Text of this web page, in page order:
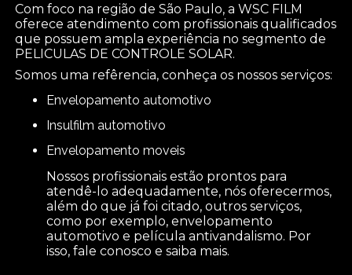
Com foco na região de São Paulo, a WSC FILM
oferece atendimento com profissionais qualificados
que possuem ampla experiência no segmento de
PELICULAS DE CONTROLE SOLAR.
Somos uma refêrencia, conheça os nossos serviços:
envelopamento automotivo
insulfilm automotivo
envelopamento moveis
Nossos profissionais estão prontos para
atendê-lo adequadamente, nós oferecermos,
além do que já foi citado, outros serviços,
como por exemplo, envelopamento
automotivo e película antivandalismo. Por
isso, fale conosco e saiba mais.